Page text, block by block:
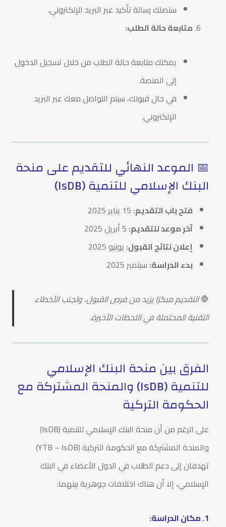
ستصلك رسالة تأكيد عبر البريد الإلكتروني.
متابعة حالة الطلب:
يمكنك متابعة حالة الطلب من خلال تسجيل الدخول
إلى المنصة.
في حال قبولك، سيتم التواصل معك عبر البريد
الإلكتروني.
📅 الموعد النهائي للتقديم على منحة
البنك الإسلامي للتنمية (IsDB)
فتح باب التقديم:
آخر موعد للتقديم:
إعلان نتائج القبول: يونيو 2025
بدء الدراسة: سبتمبر 2025
🛑التقديم مبكرًا يزيد من فرص القبول، وتجنب الأخطاء
التقنية المحتملة في اللحظات الأخيرة.
الفرق بين منحة البنك الإسلامي
للتنمية (IsDB) والمنحة المشتركة مع
الحكومة التركية
على الرغم من أن منحة البنك الإسلامي للتنمية (IsDB)
والمنحة المشتركة مع الحكومة التركية (YTB – IsDB)
تهدفان إلى دعم الطلاب في الدول الأعضاء في البنك
الإسلامي، إلا أن هناك اختلافات جوهرية بينهما:
1. مكان الدراسة: